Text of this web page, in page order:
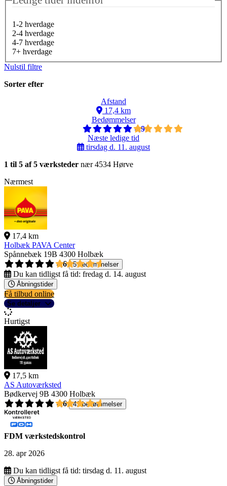
1-2 hverdage
2-4 hverdage
4-7 hverdage
7+ hverdage
Nulstil filtre
Sorter efter
Afstand
17,4 km
Bedømmelser
4,9
Næste ledige tid
tirsdag d. 11. august
1 til 5 af 5 værksteder nær 4534 Hørve
Nærmest
17,4 km
Holbæk PAVA Center
Spånnebæk 19B 4300 Holbæk
4,6
5 bedømmelser
Du kan tidligst få tid: fredag d. 14. august
Åbningstider
Få tilbud online
Se detaljer
Hurtigst
17,5 km
AS Autoværksted
Bødkervej 9B 4300 Holbæk
4,6
41 bedømmelser
FDM værkstedskontrol
28. apr 2026
Du kan tidligst få tid: tirsdag d. 11. august
Åbningstider